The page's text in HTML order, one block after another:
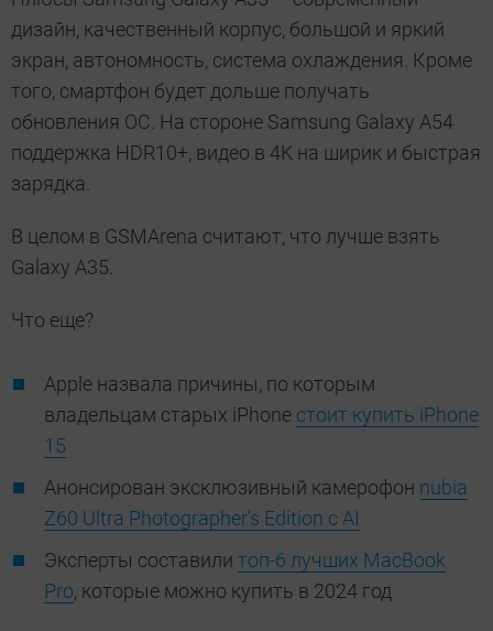
дизайн, качественный корпус, большой и яркий
экран, автономность, система охлаждения. Кроме
того, смартфон будет дольше получать
обновления ОС. На стороне Samsung Galaxy A54
поддержка HDR10+, видео в 4K на ширик и быстрая
зарядка.
В целом в GSMArena считают, что лучше взять
Galaxy A35.
Что еще?
Apple назвала причины, по которым
владельцам старых iPhone стоит купить iPhone
15
Анонсирован эксклюзивный камерофон nubia
Z60 Ultra Photographer's Edition с AI
Эксперты составили топ-6 лучших MacBook
Pro, которые можно купить в 2024 год